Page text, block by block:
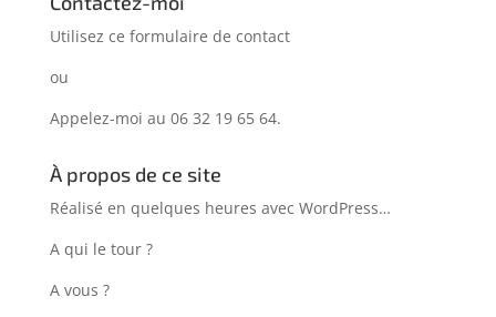
Utilisez ce formulaire de contact
ou
Appelez-moi au 06 32 19 65 64.
À propos de ce site
Réalisé en quelques heures avec WordPress…
A qui le tour ?
A vous ?